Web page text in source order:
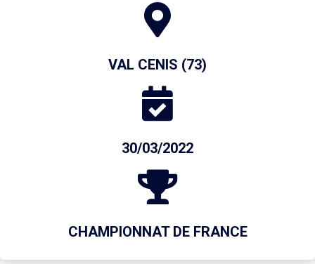
VAL CENIS (73)
30/03/2022
CHAMPIONNAT DE FRANCE